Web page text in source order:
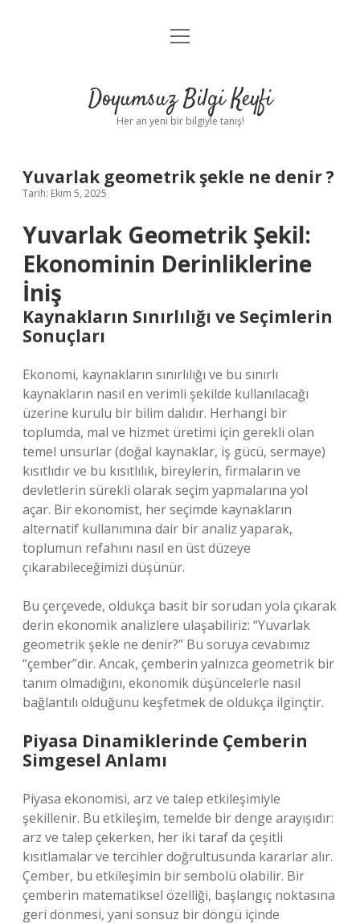
Anasayfa
Yasal Uyarı
menüyü
Doyumsuz Bilgi Keyfi
Her an yeni bir bilgiyle tanış!
Yuvarlak geometrik şekle ne denir ?
Tarih: Ekim 5, 2025
Yuvarlak Geometrik Şekil:
Ekonominin Derinliklerine
İniş
Kaynakların Sınırlılığı ve Seçimlerin
Sonuçları
Ekonomi, kaynakların sınırlılığı ve bu sınırlı
kaynakların nasıl en verimli şekilde kullanılacağı
üzerine kurulu bir bilim dalıdır. Herhangi bir
toplumda, mal ve hizmet üretimi için gerekli olan
temel unsurlar (doğal kaynaklar, iş gücü, sermaye)
kısıtlıdır ve bu kısıtlılık, bireylerin, firmaların ve
devletlerin sürekli olarak seçim yapmalarına yol
açar. Bir ekonomist, her seçimde kaynakların
alternatif kullanımına dair bir analiz yaparak,
toplumun refahını nasıl en üst düzeye
çıkarabileceğimizi düşünür.
Bu çerçevede, oldukça basit bir sorudan yola çıkarak
derin ekonomik analizlere ulaşabiliriz: “Yuvarlak
geometrik şekle ne denir?” Bu soruya cevabımız
“çember”dir. Ancak, çemberin yalnızca geometrik bir
tanım olmadığını, ekonomik düşüncelerle nasıl
bağlantılı olduğunu keşfetmek de oldukça ilginçtir.
Piyasa Dinamiklerinde Çemberin
Simgesel Anlamı
Piyasa ekonomisi, arz ve talep etkileşimiyle
şekillenir. Bu etkileşim, temelde bir denge arayışıdır:
arz ve talep çekerken, her iki taraf da çeşitli
kısıtlamalar ve tercihler doğrultusunda kararlar alır.
Çember, bu etkileşimin bir sembolü olabilir. Bir
çemberin matematiksel özelliği, başlangıç noktasına
geri dönmesi, yani sonsuz bir döngü içinde